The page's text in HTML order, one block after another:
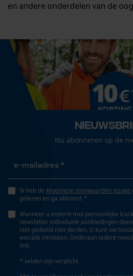
en andere onderdelen van de
Nu abonneren op de
Ik heb de Algemene voorwaarden inzake
gelezen en ga akkoord. *
Wanneer u instemt met persoonlijke
newsletter individuele aanbiedingen
niet gedeeld met derden. U kunt uw
een klik intrekken. Onderaan iedere
link.
* velden zijn verplicht